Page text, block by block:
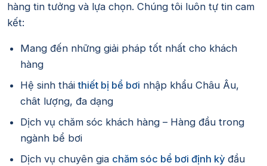
hàng tin tưởng và lựa chọn. Chúng tôi luôn tự tin cam
kết:
Mang đến những giải pháp tốt nhất cho khách
hàng
Hệ sinh tháithiết bị bể bơi nhập khẩu Châu Âu,
chât lượng, đa dạng
Dịch vụ chăm sóc khách hàng – Hàng đầu trong
ngành bể bơi
Dịch vụ chuyên gia chăm sóc bể bơi định kỳ đầu